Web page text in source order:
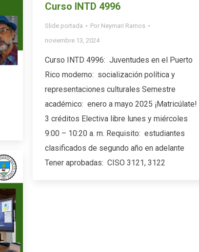
Curso INTD 4996
Slide portada Por Neymari Ramos
noviembre 13, 2024
Curso INTD 4996: Juventudes en el Puerto
Rico moderno: socialización política y
representaciones culturales Semestre
académico: enero a mayo 2025 ¡Matricúlate!
3 créditos Electiva libre lunes y miércoles
9:00 – 10:20 a. m. Requisito: estudiantes
clasificados de segundo año en adelante
Tener aprobadas: CISO 3121, 3122